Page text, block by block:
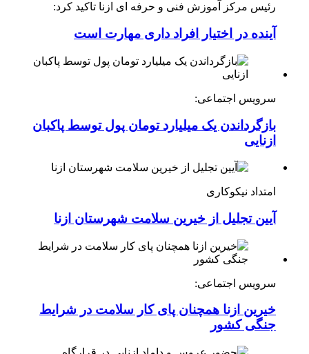
رئیس مرکز آموزش فنی و حرفه ای ازنا تاکید کرد:
آینده در اختیار افراد داری مهارت است
سرویس اجتماعی:
بازگرداندن یک میلیارد تومان پول توسط پاکبان
ازنایی
امتداد نیکوکاری
آیین تجلیل از خیرین سلامت شهرستان ازنا
سرویس اجتماعی:
خیرین ازنا همچنان پای کار سلامت در شرایط
جنگی کشور